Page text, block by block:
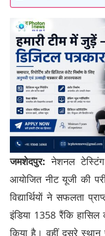
जमशेदपुर: नेशनल
आयाेजित नीट यूजी की
विद्यार्थियाें ने सफलता
इंडिया 1358 रैंकि
किया है। वहीं दूसरे स्थान